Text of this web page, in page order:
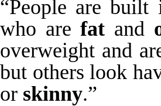
“People are built
who arefat and
overweight and
but others look
or skinny.”